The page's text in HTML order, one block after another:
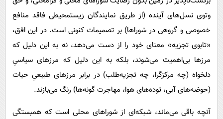
وتوی نسل‌های آینده (از طریق نمایندگان زیستمحیطی فاقد منافع
خصوصی و گروهی در شوراها) بر تصمیمات کنونی است. در این افق،
«تابوی تجزیه» معنای خود را از دست می‌دهد، نه به این دلیل که
مرزها بی‌اهمیت می‌شوند، بلکه به این دلیل که مرزهای سیاسیِ
دلخواه (چه مرکزگرا، چه تجزیه‌طلب) در برابر مرزهای طبیعیِ حیات
(حوضه‌های آبی، توده‌های هوا، مهاجرت گونه‌ها) رنگ می‌بازند.
آنچه باقی می‌ماند، شبکه‌ای از شوراهای محلی است که همبستگی